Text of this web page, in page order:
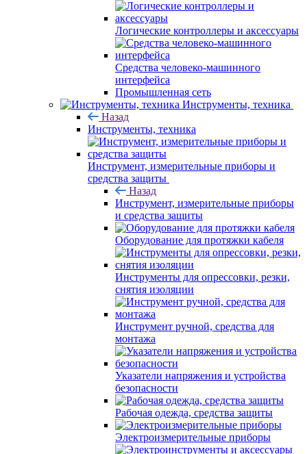
Логические контроллеры и аксессуары
Средства человеко-машинного
интерфейса
Промышленная сеть
Инструменты, техника
Назад
Инструменты, техника
Инструмент, измерительные приборы и
средства защиты
Назад
Инструмент, измерительные приборы
и средства защиты
Оборудование для протяжки кабеля
Инструменты для опрессовки, резки,
снятия изоляции
Инструмент ручной, средства для
монтажа
Указатели напряжения и устройства
безопасности
Рабочая одежда, средства защиты
Электроизмерительные приборы